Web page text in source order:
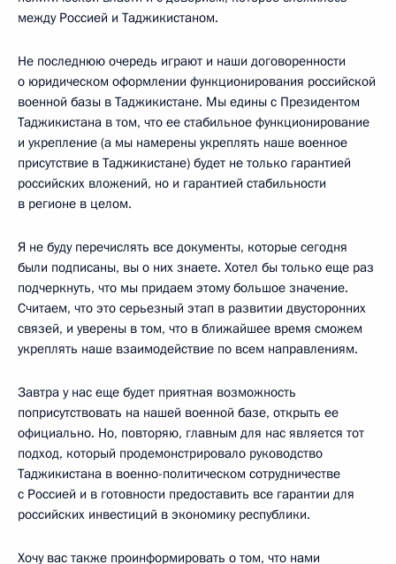
между Россией и Таджикистаном.
Не последнюю очередь играют и наши договоренности
о юридическом оформлении функционирования российской
военной базы в Таджикистане. Мы едины с Президентом
Таджикистана в том, что ее стабильное функционирование
и укрепление (а мы намерены укреплять наше военное
присутствие в Таджикистане) будет не только гарантией
российских вложений, но и гарантией стабильности
в регионе в целом.
Я не буду перечислять все документы, которые сегодня
были подписаны, вы о них знаете. Хотел бы только еще раз
подчеркнуть, что мы придаем этому большое значение.
Считаем, что это серьезный этап в развитии двусторонних
связей, и уверены в том, что в ближайшее время сможем
укреплять наше взаимодействие по всем направлениям.
Завтра у нас еще будет приятная возможность
поприсутствовать на нашей военной базе, открыть ее
официально. Но, повторяю, главным для нас является тот
подход, который продемонстрировало руководство
Таджикистана в военно-политическом сотрудничестве
с Россией и в готовности предоставить все гарантии для
российских инвестиций в экономику республики.
Хочу вас также проинформировать о том, что нами